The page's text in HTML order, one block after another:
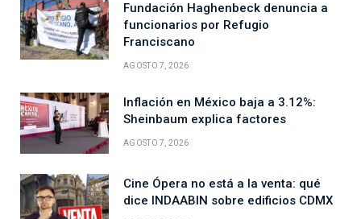
Fundación Haghenbeck denuncia a
funcionarios por Refugio
Franciscano
AGOSTO 7, 2026
Inflación en México baja a 3.12%:
Sheinbaum explica factores
AGOSTO 7, 2026
Cine Ópera no está a la venta: qué
dice INDAABIN sobre edificios CDMX